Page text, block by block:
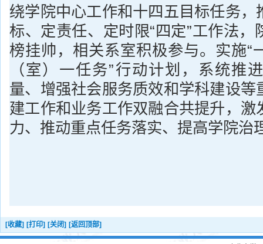
绕学院中心工作和十四五目标任务，
标、定责任、定时限“四定”工作法，
榜挂帅，相关系室积极参与。实施“
（室）一任务”行动计划，系统推
量、增强社会服务质效和学科建设等
建工作和业务工作双融合共提升，激
力、推动重点任务落实、提高学院治
[收藏] [打印] [关闭] [返回顶部]